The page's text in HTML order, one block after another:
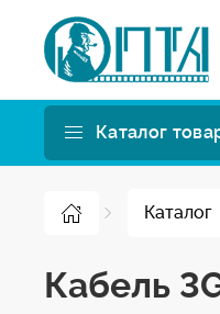
Каталог
Каталог
Кабель